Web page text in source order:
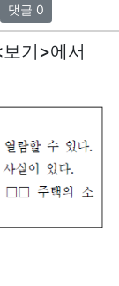
댓글 0
기>에서